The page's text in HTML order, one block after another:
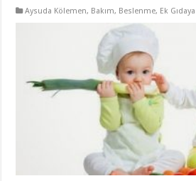
Aysuda Kölemen, Bakım, Beslenme, Ek